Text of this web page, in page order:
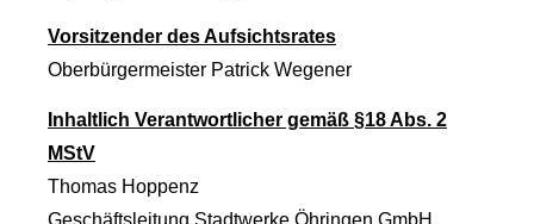
Vorsitzender des Aufsichtsrates
Oberbürgermeister Patrick Wegener
Inhaltlich Verantwortlicher gemäß §18 Abs. 2
MStV
Thomas Hoppenz